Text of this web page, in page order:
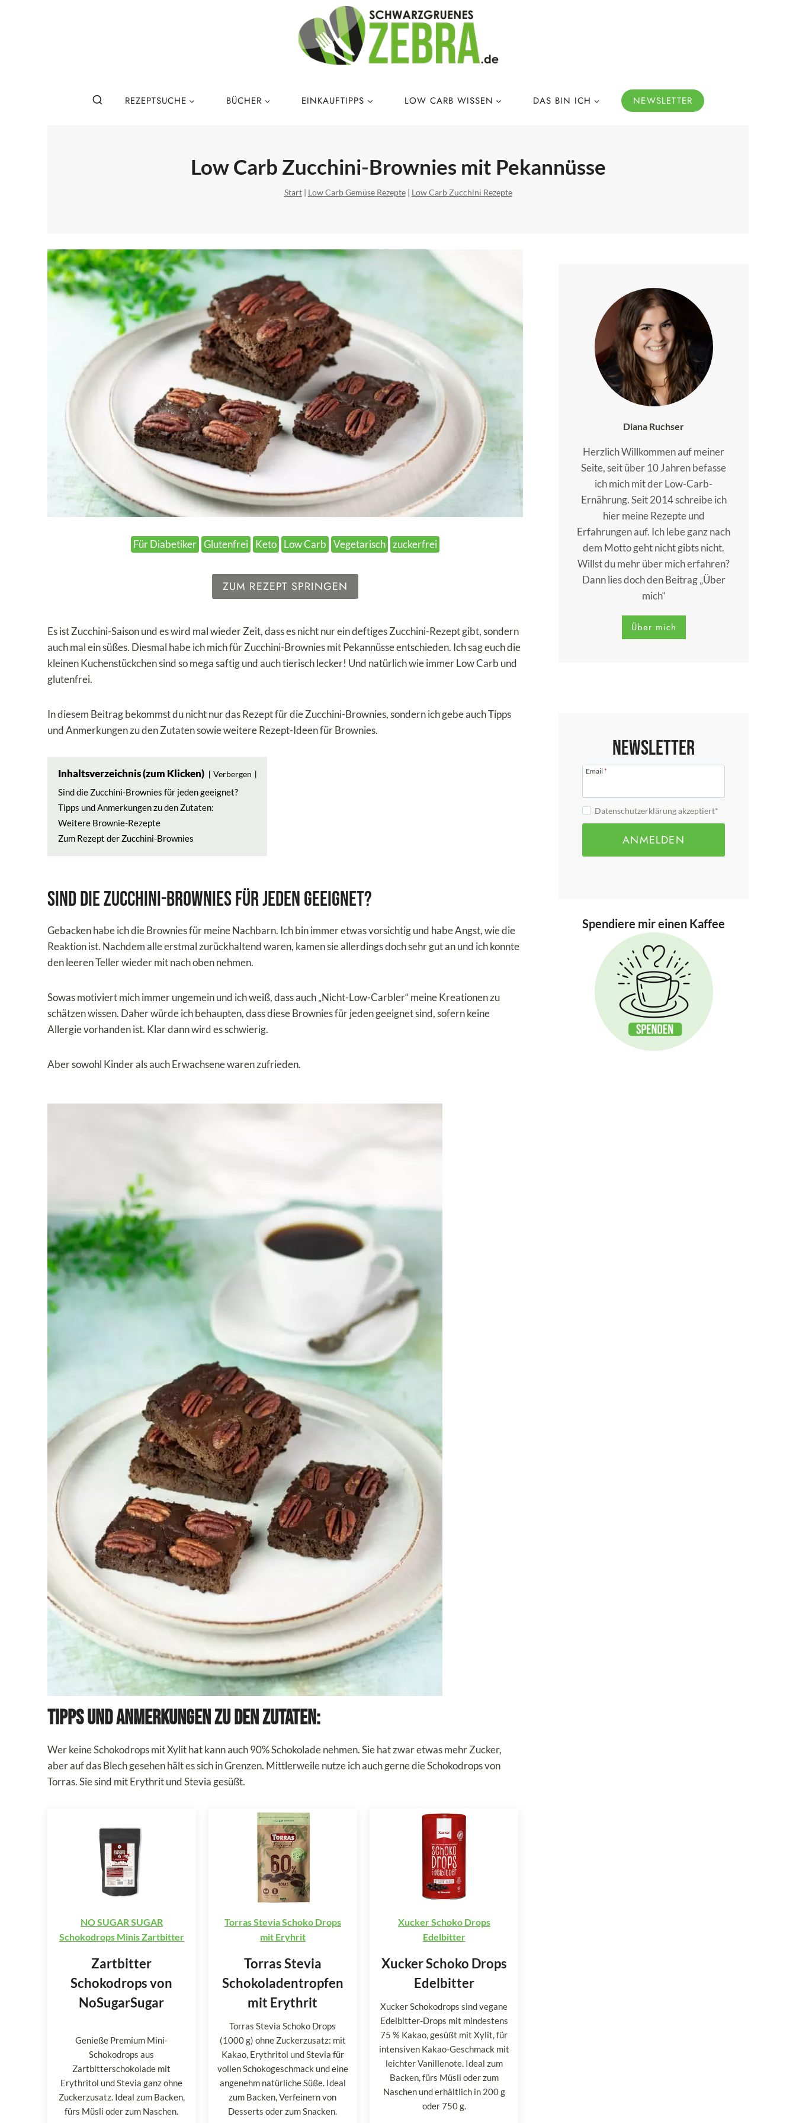
REZEPTSUCHE BÜCHER EINKAUFTIPPS LOW CARB WISSEN DAS BIN ICH NEWSLETTER
Low Carb Zucchini-Brownies mit Pekannüsse
Start| Low Carb Gemüse Rezepte| Low Carb Zucchini Rezepte
Für Diabetiker Glutenfrei Keto Low Carb Vegetarisch zuckerfrei
ZUM REZEPT SPRINGEN
Es ist Zucchini-Saison und es wird mal wieder Zeit, dass es nicht nur ein deftiges Zucchini-Rezept gibt, sondern
auch mal ein süßes. Diesmal habe ich mich für Zucchini-Brownies mit Pekannüsse entschieden. Ich sag euch die
kleinen Kuchenstückchen sind so mega saftig und auch tierisch lecker! Und natürlich wie immer Low Carb und
glutenfrei.
In diesem Beitrag bekommst du nicht nur das Rezept für die Zucchini-Brownies, sondern ich gebe auch Tipps
und Anmerkungen zu den Zutaten sowie weitere Rezept-Ideen für Brownies.
Inhaltsverzeichnis (zum Klicken) Verbergen
Sind die Zucchini-Brownies für jeden geeignet?
Tipps und Anmerkungen zu den Zutaten:
Weitere Brownie-Rezepte
Zum Rezept der Zucchini-Brownies
Sind die Zucchini-Brownies für jeden geeignet?
Gebacken habe ich die Brownies für meine Nachbarn. Ich bin immer etwas vorsichtig und habe Angst, wie die
Reaktion ist. Nachdem alle erstmal zurückhaltend waren, kamen sie allerdings doch sehr gut an und ich konnte
den leeren Teller wieder mit nach oben nehmen.
Sowas motiviert mich immer ungemein und ich weiß, dass auch „Nicht-Low-Carbler“ meine Kreationen zu
schätzen wissen. Daher würde ich behaupten, dass diese Brownies für jeden geeignet sind, sofern keine
Allergie vorhanden ist. Klar dann wird es schwierig.
Aber sowohl Kinder als auch Erwachsene waren zufrieden.
Tipps und Anmerkungen zu den Zutaten:
Wer keine Schokodrops mit Xylit hat kann auch 90% Schokolade nehmen. Sie hat zwar etwas mehr Zucker,
aber auf das Blech gesehen hält es sich in Grenzen. Mittlerweile nutze ich auch gerne die Schokodrops von
Torras. Sie sind mit Erythrit und Stevia gesüßt.
NO SUGAR SUGAR
Schokodrops Minis Zartbitter
Zartbitter
Schokodrops von
NoSugarSugar
Genieße Premium Mini-
Schokodrops aus
Zartbitterschokolade mit
Erythritol und Stevia ganz ohne
Zuckerzusatz. Ideal zum Backen,
fürs Müsli oder zum Naschen.
Torras Stevia Schoko Drops
mit Eryhrit
Torras Stevia
Schokoladentropfen
mit Erythrit
Torras Stevia Schoko Drops
(1000 g) ohne Zuckerzusatz: mit
Kakao, Erythritol und Stevia für
vollen Schokogeschmack und eine
angenehm natürliche Süße. Ideal
zum Backen, Verfeinern von
Desserts oder zum Snacken.
Xucker Schoko Drops
Edelbitter
Xucker Schoko Drops
Edelbitter
Xucker Schokodrops sind vegane
Edelbitter-Drops mit mindestens
75 % Kakao, gesüßt mit Xylit, für
intensiven Kakao-Geschmack mit
leichter Vanillenote. Ideal zum
Backen, fürs Müsli oder zum
Naschen und erhältlich in 200 g
oder 750 g.
Diana Ruchser
Herzlich Willkommen auf meiner
Seite, seit über 10 Jahren befasse
ich mich mit der Low-Carb-
Ernährung. Seit 2014 schreibe ich
hier meine Rezepte und
Erfahrungen auf. Ich lebe ganz nach
dem Motto geht nicht gibts nicht.
Willst du mehr über mich erfahren?
Dann lies doch den Beitrag „Über
mich“
Über mich
Newsletter
Email *
Datenschutzerklärung akzeptiert*
ANMELDEN
Spendiere mir einen Kaffee